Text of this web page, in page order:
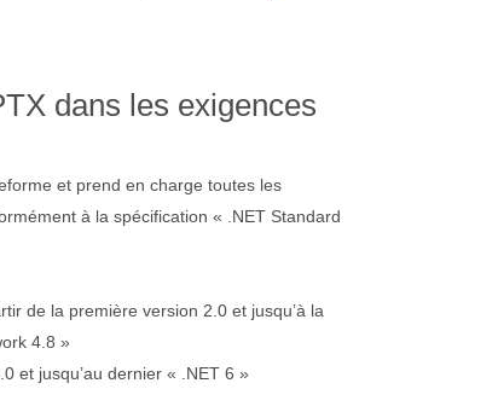
dans les exigences
et prend en charge toutes les
à la spécification « .NET Standard
de la première version 2.0 et jusqu’à la
4.8 »
et jusqu’au dernier « .NET 6 »